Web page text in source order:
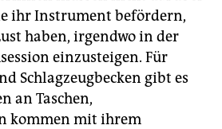
ihr Instrument befördern,
haben, irgendwo in der
einzusteigen. Für
Schlagzeugbecken gibt es
an Taschen,
kommen mit ihrem